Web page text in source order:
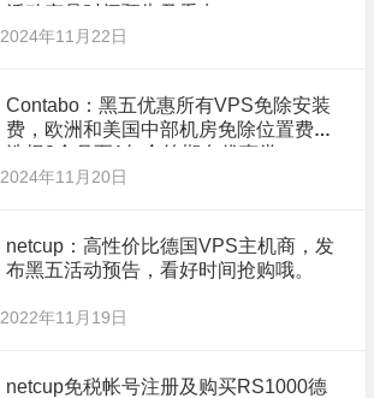
活动产品时间预告及看点
2024年11月22日
Contabo：黑五优惠所有VPS免除安装
费，欧洲和美国中部机房免除位置费，
选择3个月至1年合约期有优惠券~
2024年11月20日
netcup：高性价比德国VPS主机商，发
布黑五活动预告，看好时间抢购哦。
2022年11月19日
netcup免税帐号注册及购买RS1000德